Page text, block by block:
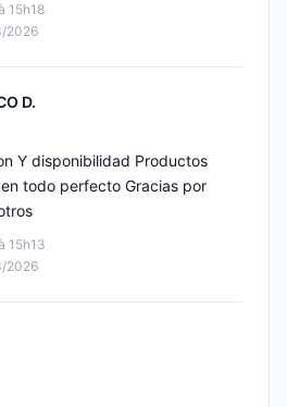
15h18
2026
D.
15h13
2026
Y disponibilidad Productos
todo perfecto Gracias por